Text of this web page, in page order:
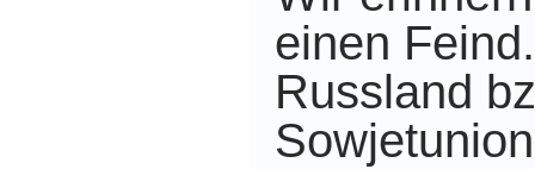
einen
Russland